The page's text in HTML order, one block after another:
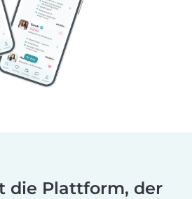
die Plattform, der